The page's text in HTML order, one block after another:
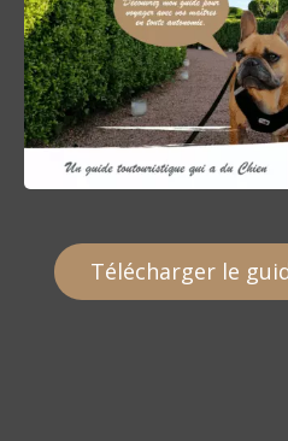
Télécharger le